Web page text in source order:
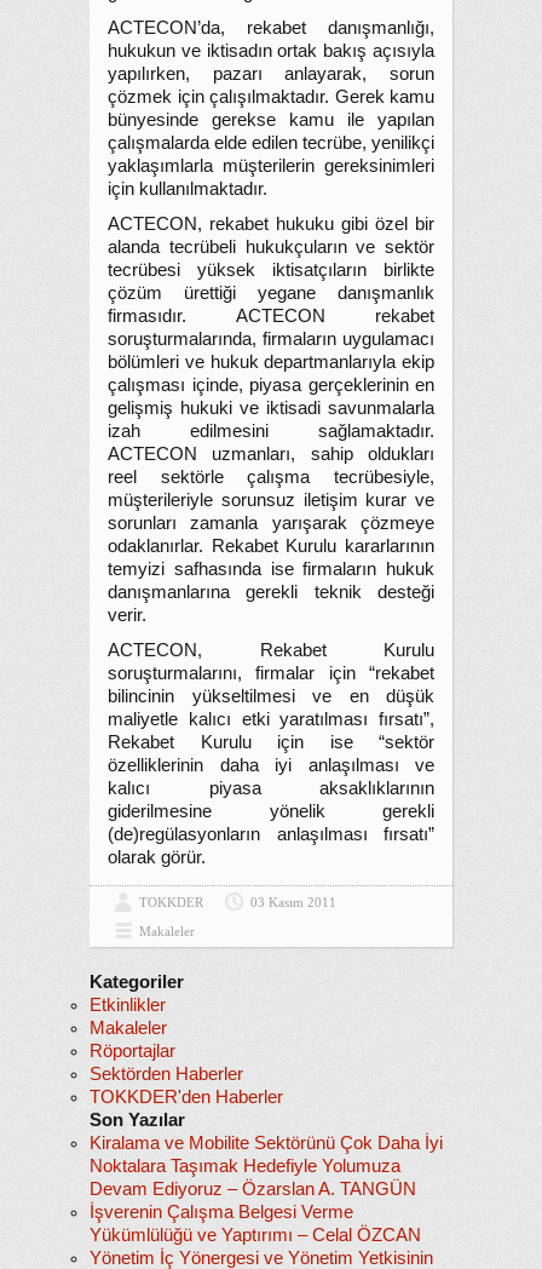
ACTECON’da, rekabet danışmanlığı,
hukukun ve iktisadın ortak bakış açısıyla
yapılırken, pazarı anlayarak, sorun
çözmek için çalışılmaktadır. Gerek kamu
bünyesinde gerekse kamu ile yapılan
çalışmalarda elde edilen tecrübe, yenilikçi
yaklaşımlarla müşterilerin gereksinimleri
için kullanılmaktadır.
ACTECON, rekabet hukuku gibi özel bir
alanda tecrübeli hukukçuların ve sektör
tecrübesi yüksek iktisatçıların birlikte
çözüm ürettiği yegane danışmanlık
firmasıdır. ACTECON rekabet
soruşturmalarında, firmaların uygulamacı
bölümleri ve hukuk departmanlarıyla ekip
çalışması içinde, piyasa gerçeklerinin en
gelişmiş hukuki ve iktisadi savunmalarla
izah edilmesini sağlamaktadır.
ACTECON uzmanları, sahip oldukları
reel sektörle çalışma tecrübesiyle,
müşterileriyle sorunsuz iletişim kurar ve
sorunları zamanla yarışarak çözmeye
odaklanırlar. Rekabet Kurulu kararlarının
temyizi safhasında ise firmaların hukuk
danışmanlarına gerekli teknik desteği
verir.
ACTECON, Rekabet Kurulu
soruşturmalarını, firmalar için “rekabet
bilincinin yükseltilmesi ve en düşük
maliyetle kalıcı etki yaratılması fırsatı”,
Rekabet Kurulu için ise “sektör
özelliklerinin daha iyi anlaşılması ve
kalıcı piyasa aksaklıklarının
giderilmesine yönelik gerekli
(de)regülasyonların anlaşılması fırsatı”
olarak görür.
TOKKDER
03 Kasım 2011
Makaleler
Kategoriler
Etkinlikler
Makaleler
Röportajlar
Sektörden Haberler
TOKKDER'den Haberler
Son Yazılar
Kiralama ve Mobilite Sektörünü Çok Daha İyi
Noktalara Taşımak Hedefiyle Yolumuza
Devam Ediyoruz – Özarslan A. TANGÜN
İşverenin Çalışma Belgesi Verme
Yükümlülüğü ve Yaptırımı – Celal ÖZCAN
Yönetim İç Yönergesi ve Yönetim Yetkisinin